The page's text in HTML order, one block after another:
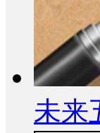
未来